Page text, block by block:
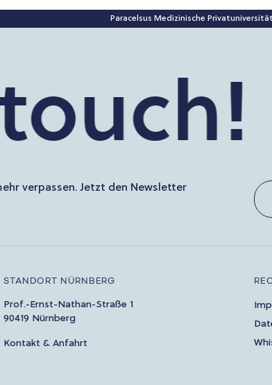
Paracelsus Medizinische Privatuniversität
verpassen. Jetzt den Newsletter
STANDORT NÜRNBERG
Prof.-Ernst-Nathan-Straße 1
90419 Nürnberg
Kontakt & Anfahrt